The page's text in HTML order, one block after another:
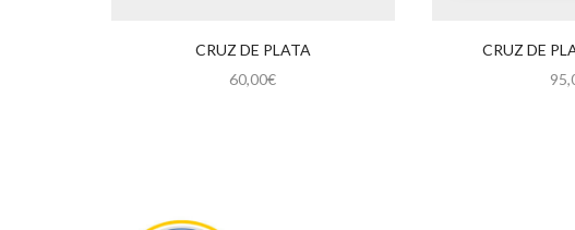
CRUZ DE PLATA
60,00€
CRUZ DE